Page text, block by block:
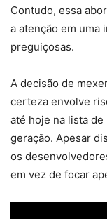
Contudo, essa
a atenção em uma
preguiçosas.
A decisão de
certeza envolve
até hoje na lista
geração. Apesar
os
em vez de focar